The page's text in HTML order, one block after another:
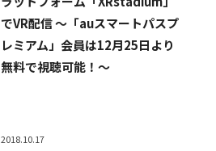
でVR配信 〜「auスマートパスプ
レミアム」会員は12月25日より
無料で視聴可能！〜
2018.10.17